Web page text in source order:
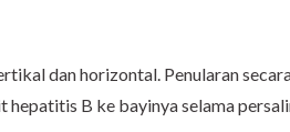
dan horizontal. Penularan
B ke bayinya selama